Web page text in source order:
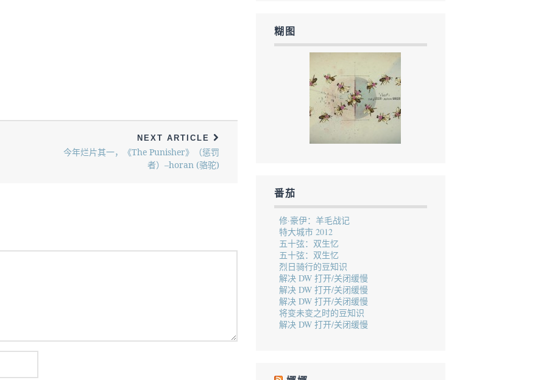
NEXT ARTICLE
今年烂片其一，《The Punisher》（惩罚
者）–horan (骆驼)
糊图
番茄
修·豪伊：羊毛战记
特大城市 2012
五十弦：双生忆
五十弦：双生忆
烈日骑行的豆知识
解决 DW 打开/关闭缓慢
解决 DW 打开/关闭缓慢
解决 DW 打开/关闭缓慢
将变未变之时的豆知识
解决 DW 打开/关闭缓慢